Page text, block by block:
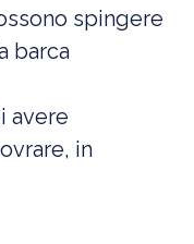
spingere
barca
avere
in